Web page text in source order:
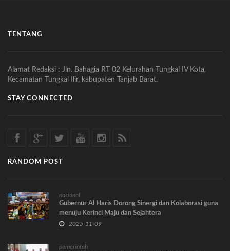
TENTANG
Alamat Redaksi : Jln. Bahagia RT 02 Kelurahan Tungkal IV Kota,
Kecamatan Tungkal Ilir, kabupaten Tanjab Barat.
STAY CONNECTED
RANDOM POST
nasional
Gubernur Al Haris Dorong Sinergi dan Kolaborasi guna
menuju Kerinci Maju dan Sejahtera
2025-11-09
pemerintah